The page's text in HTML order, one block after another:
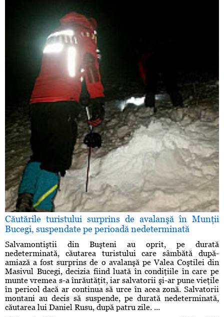
Căutările turistului surprins de avalanşă în Munţii
Bucegi, suspendate pe perioadă nedeterminată
Salvamontiştii din Buşteni au oprit, pe durată
nedeterminată, căutarea turistului care sâmbătă după-
amiază a fost surprins de o avalanşă pe Valea Coştilei din
Masivul Bucegi, decizia fiind luată în condiţiile în care pe
munte vremea s-a înrăutăţit, iar salvatorii şi-ar pune vieţile
în pericol dacă ar continua să urce în acea zonă. Salvatorii
montani au decis să suspende, pe durată nedeterminată,
căutarea lui Daniel Rusu, după patru zile. ...